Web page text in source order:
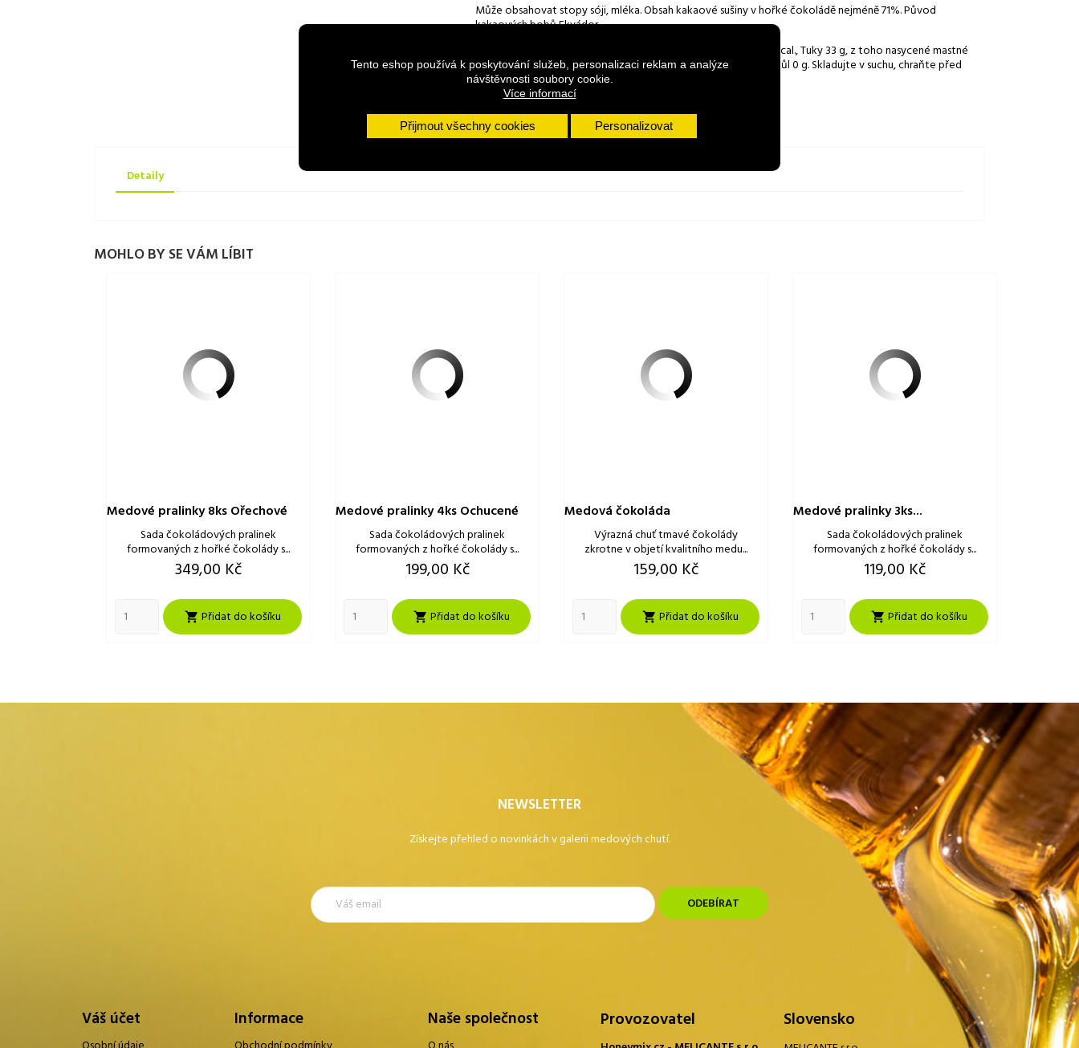
Tento eshop používá k poskytování služeb, personalizaci reklam a analýze
návštěvnosti soubory cookie.
Více informací
Přijmout všechny cookies Personalizovat
Může obsahovat stopy sóji, mléka. Obsah kakaové sušiny v hořké čokoládě nejméně 71%. Původ
kakaových bobů Ekvádor.
Energetická hodnota 2102 kJ/502 kcal., Tuky 33 g, z toho nasycené mastné
kyseliny 19 g, Sacharidy 44 g, z toho cukry 41 g, Bílkoviny 5,4 g, Sůl 0 g. Skladujte v suchu, chraňte před
teplem a přímým slunečním zářením.
Detaily
MOHLO BY SE VÁM LÍBIT
Medové pralinky 8ks Ořechové
Sada čokoládových pralinek
formovaných z hořké čokolády s...
Cena
349,00 Kč
 Přidat do košíku
Medové pralinky 4ks Ochucené
Sada čokoládových pralinek
formovaných z hořké čokolády s...
Cena
199,00 Kč
 Přidat do košíku
Medová čokoláda
Výrazná chuť tmavé čokolády
zkrotne v objetí kvalitního medu...
Cena
159,00 Kč
 Přidat do košíku
Medové pralinky 3ks...
Sada čokoládových pralinek
formovaných z hořké čokolády s...
Cena
119,00 Kč
 Přidat do košíku
NEWSLETTER
Získejte přehled o novinkách v galerii medových chutí.
Váš účet Informace Slovensko
Naše společnost Provozovatel